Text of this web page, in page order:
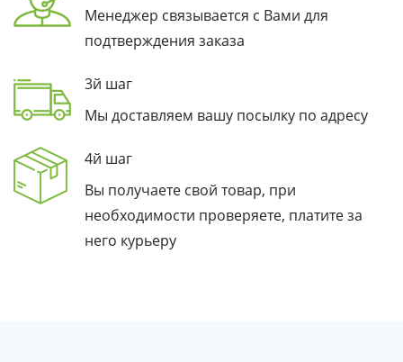
Менеджер связывается с Вами для
подтверждения заказа
3й шаг
Мы доставляем вашу посылку по адресу
4й шаг
Вы получаете свой товар, при
необходимости проверяете, платите за
него курьеру